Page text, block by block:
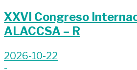
XXVI Congreso
ALACCSA – R
2026-10-22
-